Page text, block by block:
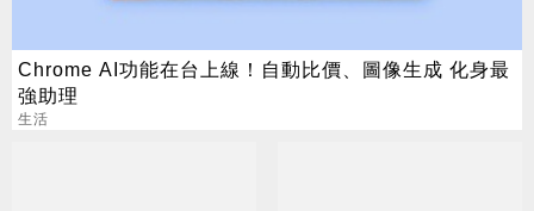
Chrome AI功能在台上線！自動比價、圖像生成 化身最
強助理
生活